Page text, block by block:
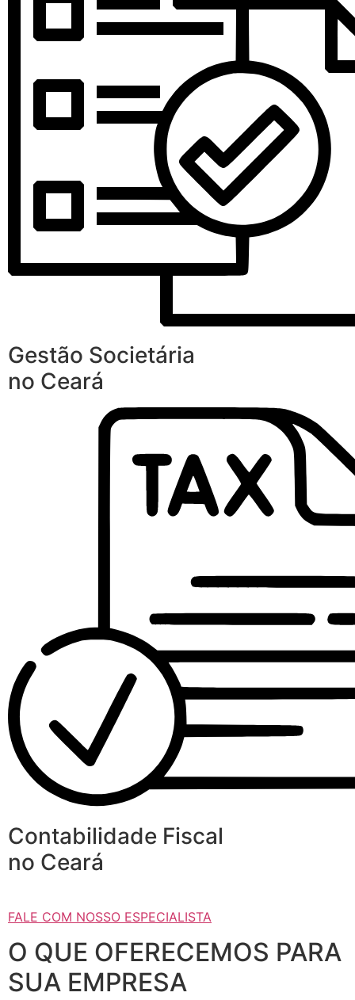
Gestão Societária
no Ceará
Contabilidade Fiscal
no Ceará
FALE COM NOSSO ESPECIALISTA
O QUE OFERECEMOS PARA
SUA EMPRESA